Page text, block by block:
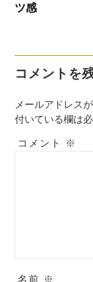
ツ感
コメントを
メールアドレス
付いている欄は
コメント ※
名前 ※